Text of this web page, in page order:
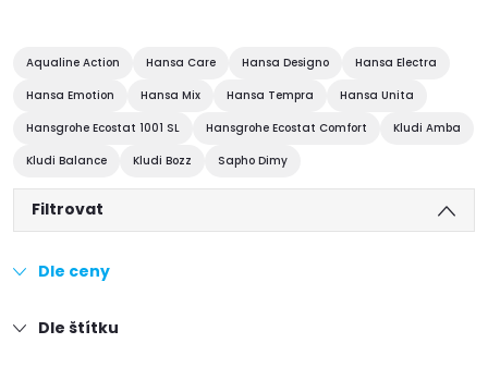
Aqualine Action Hansa Care Hansa Designo
Hansa Electra
Hansa Emotion
Hansa Mix Hansa Tempra
Hansa Unita
Hansgrohe Ecostat 1001 SL
Hansgrohe Ecostat Comfort
Kludi Amba
Kludi Balance
Kludi Bozz Sapho Dimy
Filtrovat
Dle ceny
Dle štítku